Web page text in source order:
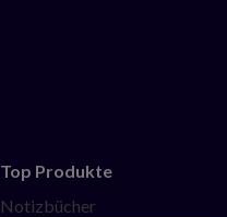
Top Produkte
Navigation
Notizbücher